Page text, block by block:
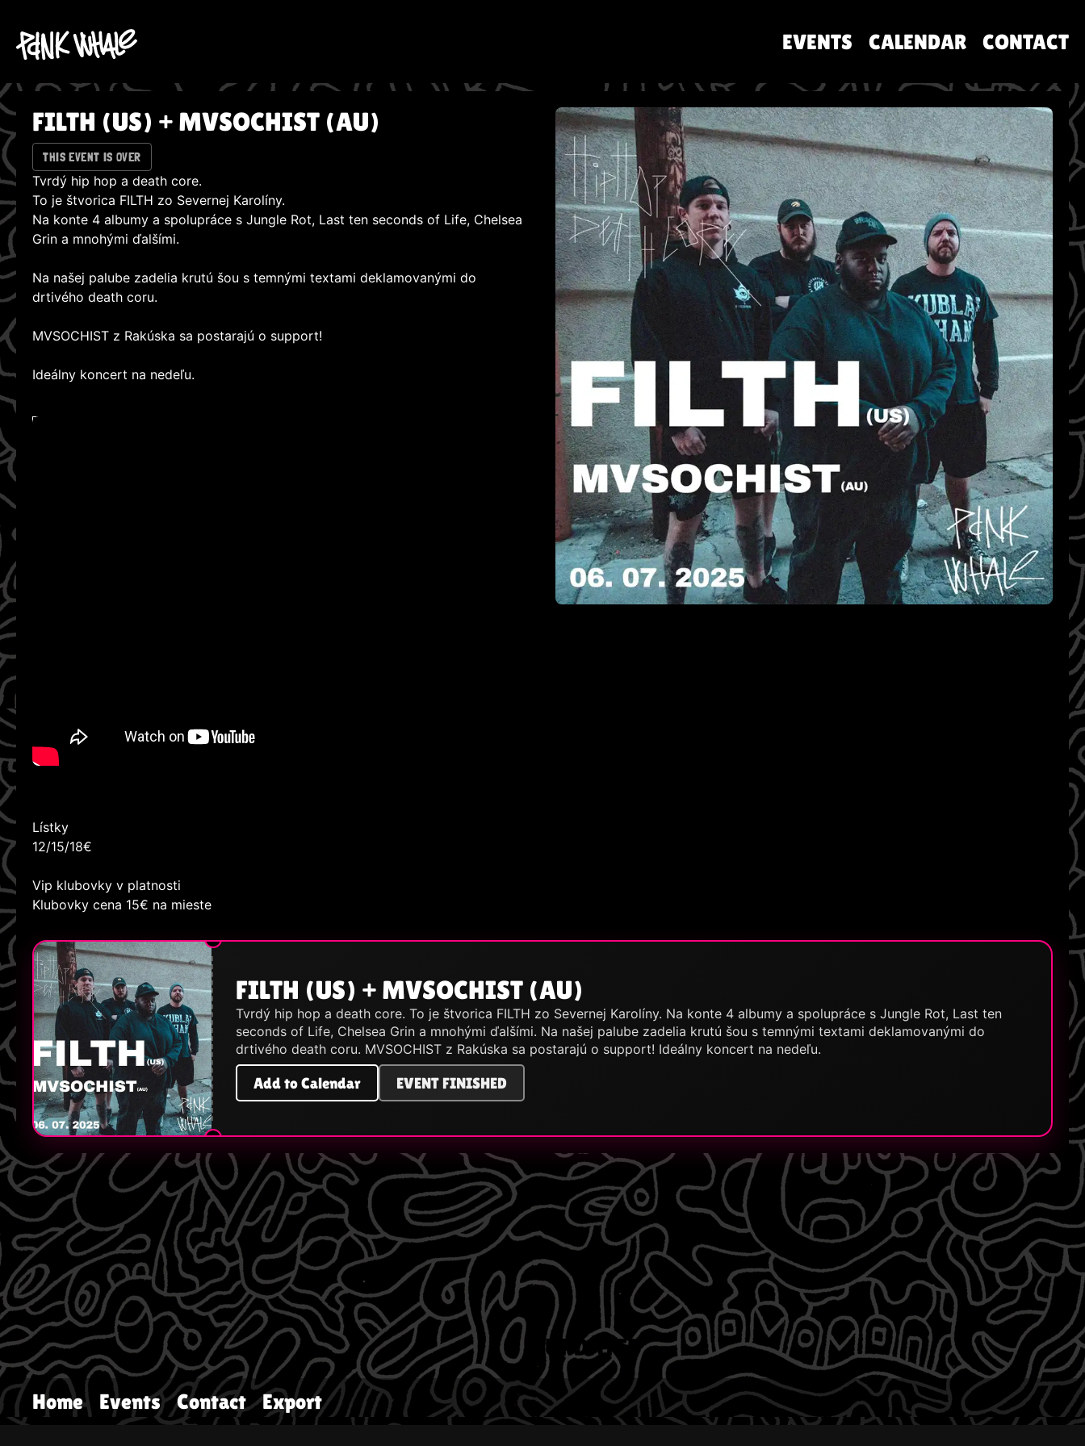
EVENTS CALENDAR CONTACT
FILTH (US) + MVSOCHIST (AU)
THIS EVENT IS OVER
Tvrdý hip hop a death core.
To je štvorica FILTH zo Severnej Karolíny.
Na konte 4 albumy a spolupráce s Jungle Rot, Last ten seconds of Life, Chelsea
Grin a mnohými ďalšími.
Na našej palube zadelia krutú šou s temnými textami deklamovanými do
drtivého death coru.
MVSOCHIST z Rakúska sa postarajú o support!
Ideálny koncert na nedeľu.
Lístky
12/15/18€
Vip klubovky v platnosti
Klubovky cena 15€ na mieste
FILTH (US) + MVSOCHIST (AU)
Tvrdý hip hop a death core. To je štvorica FILTH zo Severnej Karolíny. Na konte 4 albumy a spolupráce s Jungle Rot, Last ten
seconds of Life, Chelsea Grin a mnohými ďalšími. Na našej palube zadelia krutú šou s temnými textami deklamovanými do
drtivého death coru. MVSOCHIST z Rakúska sa postarajú o support! Ideálny koncert na nedeľu.
Add to Calendar EVENT FINISHED
Home Events Contact Export